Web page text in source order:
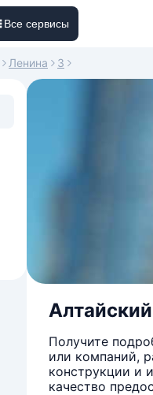
Все сервисы
Ленина 3
Получите
или компаний,
конструкции и
качество